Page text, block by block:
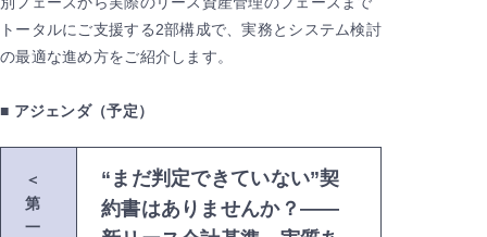
トータルにご支援する2部構成で、実務とシステム検討
の最適な進め方をご紹介します。
■ アジェンダ（予定）
＜
第
一
“まだ判定できていない”契
約書はありませんか？――